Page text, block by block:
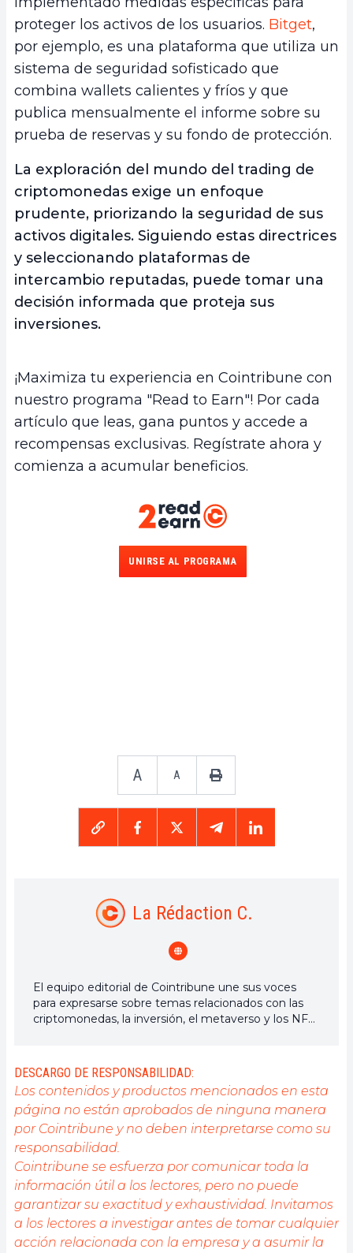
proteger los activos de los usuarios. Bitget,
por ejemplo, es una plataforma que utiliza un
sistema de seguridad sofisticado que
combina wallets calientes y fríos y que
publica mensualmente el informe sobre su
prueba de reservas y su fondo de protección.
La exploración del mundo del trading de
criptomonedas exige un enfoque
prudente, priorizando la seguridad de sus
activos digitales. Siguiendo estas directrices
y seleccionando plataformas de
intercambio reputadas, puede tomar una
decisión informada que proteja sus
inversiones.
¡Maximiza tu experiencia en Cointribune con
nuestro programa "Read to Earn"! Por cada
artículo que leas, gana puntos y accede a
recompensas exclusivas. Regístrate ahora y
comienza a acumular beneficios.
UNIRSE AL PROGRAMA
A A
La Rédaction C.
El equipo editorial de Cointribune une sus voces
para expresarse sobre temas relacionados con las
criptomonedas, la inversión, el metaverso y los NFT,
DESCARGO DE RESPONSABILIDAD:
Los contenidos y productos mencionados en esta
página no están aprobados de ninguna manera
por Cointribune y no deben interpretarse como su
responsabilidad.
Cointribune se esfuerza por comunicar toda la
información útil a los lectores, pero no puede
garantizar su exactitud y exhaustividad. Invitamos
a los lectores a investigar antes de tomar cualquier
acción relacionada con la empresa y a asumir la